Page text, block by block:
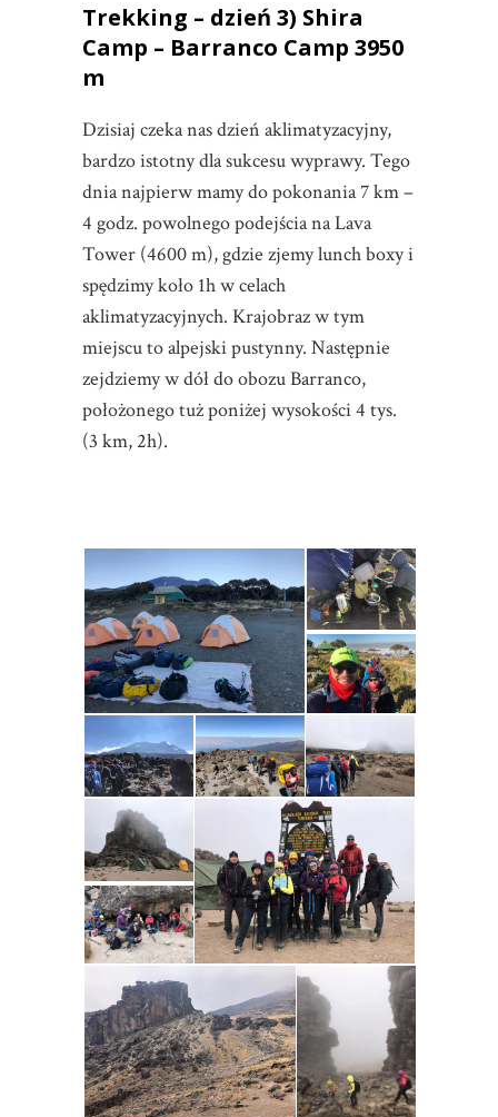
Trekking – dzień 3) Shira
Camp – Barranco Camp 3950
m
Dzisiaj czeka nas dzień aklimatyzacyjny,
bardzo istotny dla sukcesu wyprawy. Tego
dnia najpierw mamy do pokonania 7 km –
4 godz. powolnego podejścia na Lava
Tower (4600 m), gdzie zjemy lunch boxy i
spędzimy koło 1h w celach
aklimatyzacyjnych. Krajobraz w tym
miejscu to alpejski pustynny. Następnie
zejdziemy w dół do obozu Barranco,
położonego tuż poniżej wysokości 4 tys.
(3 km, 2h).